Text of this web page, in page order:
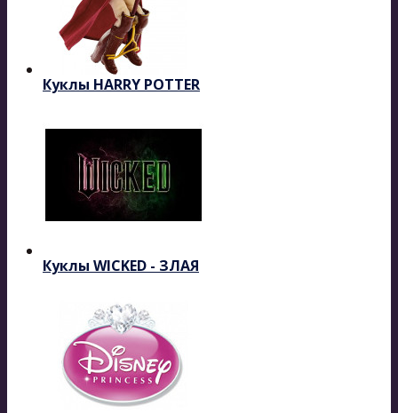
Куклы HARRY POTTER
Куклы WICKED - ЗЛАЯ